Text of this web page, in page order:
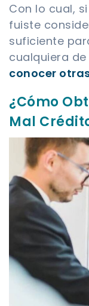
Con lo cual,
fuiste
suficiente
cualquiera
conocer
¿Cómo
Mal